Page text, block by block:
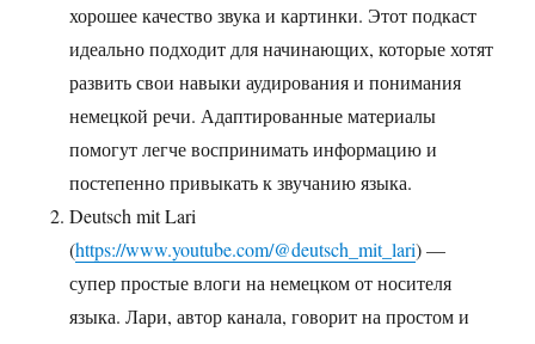
хорошее качество звука и картинки. Этот подкаст
идеально подходит для начинающих, которые хотят
развить свои навыки аудирования и понимания
немецкой речи. Адаптированные материалы
помогут легче воспринимать информацию и
постепенно привыкать к звучанию языка.
Deutsch mit Lari
(https://www.youtube.com/@deutsch_mit_lari) —
супер простые влоги на немецком от носителя
языка. Лари, автор канала, говорит на простом и